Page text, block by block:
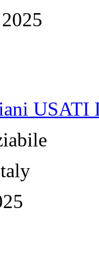
USATI